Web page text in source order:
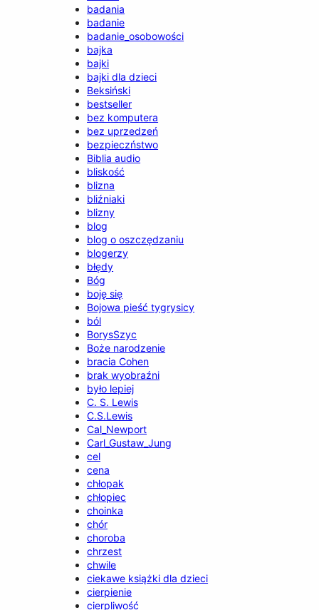
badania
badanie
badanie_osobowości
bajka
bajki
bajki dla dzieci
Beksiński
bestseller
bez komputera
bez uprzedzeń
bezpieczństwo
Biblia audio
bliskość
blizna
bliźniaki
blizny
blog
blog o oszczędzaniu
blogerzy
błędy
Bóg
boję się
Bojowa pieść tygrysicy
ból
BorysSzyc
Boże narodzenie
bracia Cohen
brak wyobraźni
było lepiej
C. S. Lewis
C.S.Lewis
Cal_Newport
Carl_Gustaw_Jung
cel
cena
chłopak
chłopiec
choinka
chór
choroba
chrzest
chwile
ciekawe książki dla dzieci
cierpienie
cierpliwość